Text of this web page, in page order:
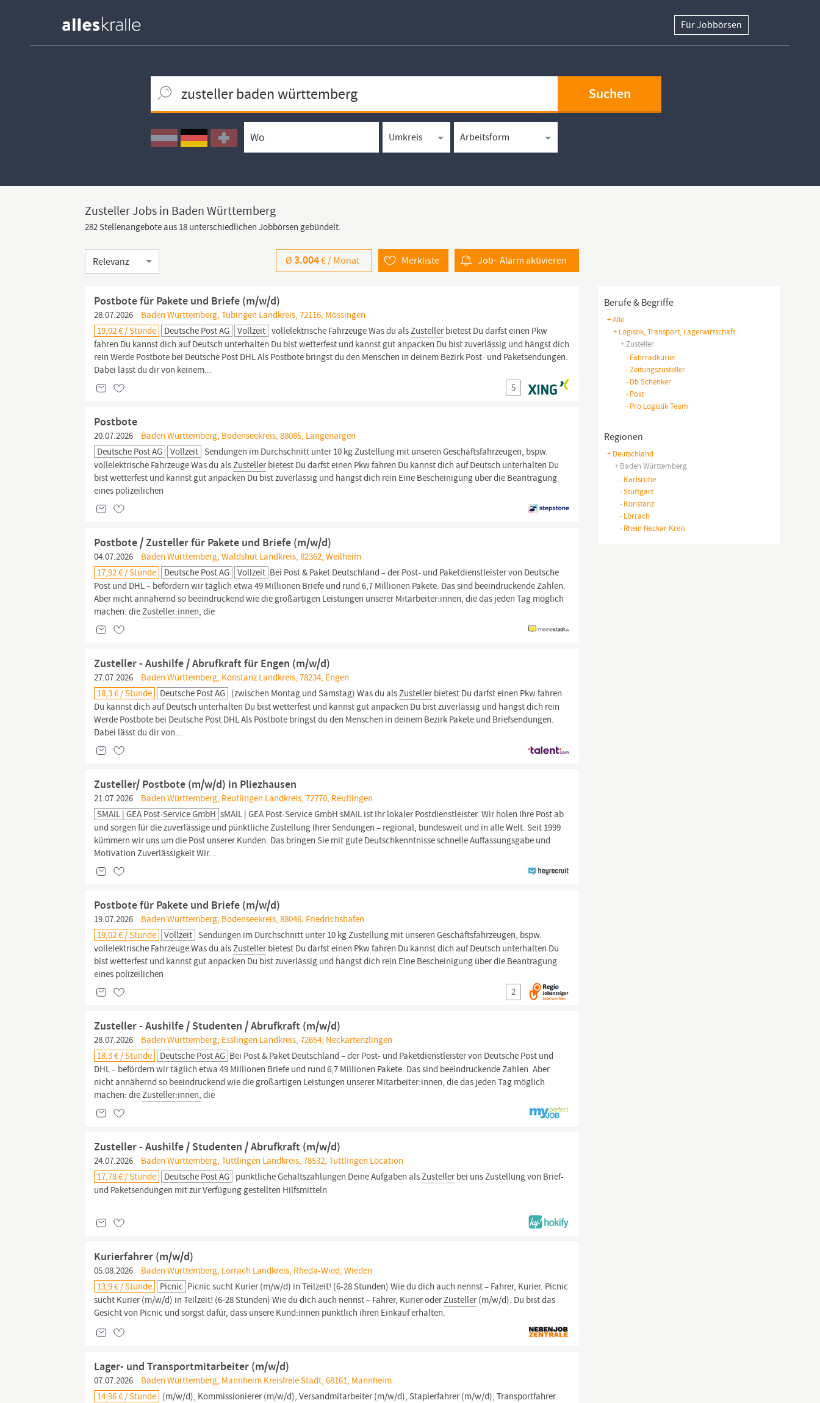
Für Jobbörsen
Ortssuche
Umkreissuche
Arbeitsform
Berufe & Begriffe
+ Alle
+ Logistik, Transport, Lagerwirtschaft
+ Zusteller
-Fahrradkurier
-Zeitungszusteller
-Db Schenker
-Post
-Pro Logistik Team
Regionen
+ Deutschland
+ Baden Württemberg
-Karlsruhe
-Stuttgart
-Konstanz
-Lörrach
-Rhein Neckar Kreis
Zusteller Jobs in Baden Württemberg
282 Stellenangebote aus 18 unterschiedlichen Jobbörsen gebündelt.
Sortierung Job- Alarmaktivieren
Merkliste
Ø3.004€ / Monat
Postbote für Pakete und Briefe (m/w/d)
28.07.2026
Baden Württemberg, Tübingen Landkreis, 72116, Mössingen
19,02 € / Stunde
Deutsche Post AG Vollzeit vollelektrische Fahrzeuge Was du alsZustellerbietest Du darfst einen Pkw
fahren Du kannst dich auf Deutsch unterhalten Du bist wetterfest und kannst gut anpacken Du bist zuverlässig und hängst dich
rein Werde Postbote bei Deutsche Post DHL Als Postbote bringst du den Menschen in deinem Bezirk Post- und Paketsendungen.
Dabei lässt du dir von keinem...
5
Postbote
20.07.2026
Baden Württemberg, Bodenseekreis, 88085, Langenargen
Deutsche Post AG
Vollzeit Sendungen im Durchschnitt unter 10 kg Zustellung mit unseren Geschäftsfahrzeugen, bspw.
vollelektrische Fahrzeuge Was du alsZustellerbietest Du darfst einen Pkw fahren Du kannst dich auf Deutsch unterhalten Du
bist wetterfest und kannst gut anpacken Du bist zuverlässig und hängst dich rein Eine Bescheinigung über die Beantragung
eines polizeilichen
Postbote / Zusteller für Pakete und Briefe (m/w/d)
04.07.2026
Baden Württemberg, Waldshut Landkreis, 82362, Weilheim
17,92 € / Stunde
Deutsche Post AG Vollzeit Bei Post & Paket Deutschland – der Post- und Paketdienstleister von Deutsche
Post und DHL – befördern wir täglich etwa 49 Millionen Briefe und rund 6,7 Millionen Pakete. Das sind beeindruckende Zahlen.
Aber nicht annähernd so beeindruckend wie die großartigen Leistungen unserer Mitarbeiter:innen, die das jeden Tag möglich
machen: dieZusteller:innen, die
Zusteller - Aushilfe / Abrufkraft für Engen (m/w/d)
27.07.2026
Baden Württemberg, Konstanz Landkreis, 78234, Engen
18,3 € / Stunde
Deutsche Post AG (zwischen Montag und Samstag) Was du alsZustellerbietest Du darfst einen Pkw fahren
Du kannst dich auf Deutsch unterhalten Du bist wetterfest und kannst gut anpacken Du bist zuverlässig und hängst dich rein
Werde Postbote bei Deutsche Post DHL Als Postbote bringst du den Menschen in deinem Bezirk Pakete und Briefsendungen.
Dabei lässt du dir von...
Zusteller/ Postbote (m/w/d) in Pliezhausen
21.07.2026
Baden Württemberg, Reutlingen Landkreis, 72770, Reutlingen
SMAIL | GEA Post-Service GmbH sMAIL | GEA Post-Service GmbH sMAIL ist Ihr lokaler Post­dienst­leister. Wir holen Ihre Post ab
und sorgen für die zuverlässige und pünktliche Zustellung Ihrer Sendungen – regional, bundesweit und in alle Welt. Seit 1999
kümmern wir uns um die Post unserer Kunden. Das bringen Sie mit gute Deutschkenntnisse schnelle Auffassungsgabe und
Motivation Zuverlässigkeit Wir...
Postbote für Pakete und Briefe (m/w/d)
19.07.2026
Baden Württemberg, Bodenseekreis, 88046, Friedrichshafen
19,02 € / Stunde
Vollzeit Sendungen im Durchschnitt unter 10 kg Zustellung mit unseren Geschäftsfahrzeugen, bspw.
vollelektrische Fahrzeuge Was du alsZustellerbietest Du darfst einen Pkw fahren Du kannst dich auf Deutsch unterhalten Du
bist wetterfest und kannst gut anpacken Du bist zuverlässig und hängst dich rein Eine Bescheinigung über die Beantragung
eines polizeilichen
2
Zusteller - Aushilfe / Studenten / Abrufkraft (m/w/d)
28.07.2026
Baden Württemberg, Esslingen Landkreis, 72654, Neckartenzlingen
18,3 € / Stunde
Deutsche Post AG Bei Post & Paket Deutschland – der Post- und Paketdienstleister von Deutsche Post und
DHL – befördern wir täglich etwa 49 Millionen Briefe und rund 6,7 Millionen Pakete. Das sind beeindruckende Zahlen. Aber
nicht annähernd so beeindruckend wie die großartigen Leistungen unserer Mitarbeiter:innen, die das jeden Tag möglich
machen: dieZusteller:innen, die
Zusteller - Aushilfe / Studenten / Abrufkraft (m/w/d)
24.07.2026
Baden Württemberg, Tuttlingen Landkreis, 78532, Tuttlingen Location
17,78 € / Stunde
Deutsche Post AG pünktliche Gehaltszahlungen Deine Aufgaben alsZustellerbei uns Zustellung von Brief-
und Paketsendungen mit zur Verfügung gestellten Hilfsmitteln
Kurierfahrer (m/w/d)
05.08.2026
Baden Württemberg, Lörrach Landkreis, Rheda-Wied, Wieden
13,9 € / Stunde
Picnic Picnic sucht Kurier (m/w/d) in Teilzeit! (6-28 Stunden) Wie du dich auch nennst – Fahrer, Kurier. Picnic
sucht Kurier (m/w/d) in Teilzeit! (6-28 Stunden) Wie du dich auch nennst – Fahrer, Kurier oderZusteller(m/w/d). Du bist das
Gesicht von Picnic und sorgst dafür, dass unsere Kund:innen pünktlich ihren Einkauf erhalten.
Lager- und Transportmitarbeiter (m/w/d)
07.07.2026
Baden Württemberg, Mannheim Kreisfreie Stadt, 68161, Mannheim
14,96 € / Stunde (m/w/d), Kommissionierer (m/w/d), Versandmitarbeiter (m/w/d), Staplerfahrer (m/w/d), Transportfahrer